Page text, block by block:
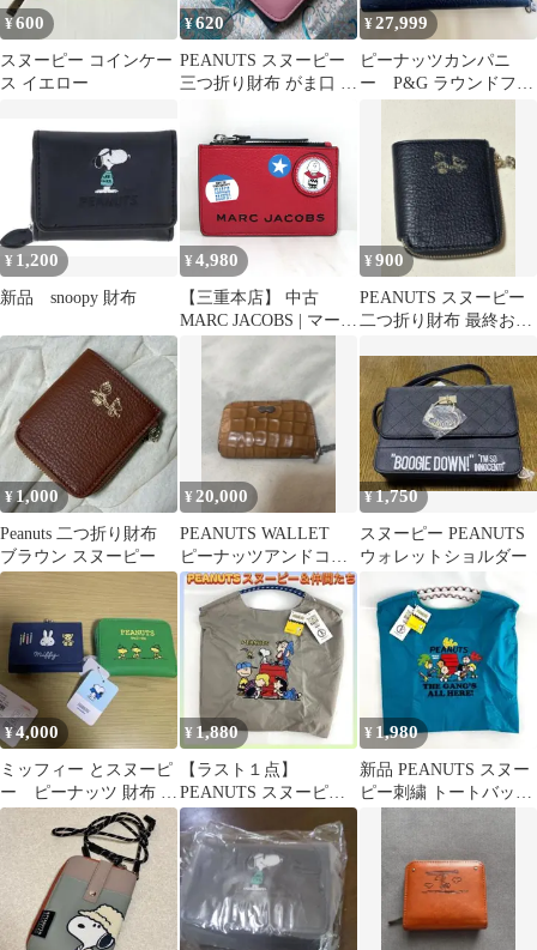
¥600
スヌーピー コインケー
ス イエロー
¥620
PEANUTS スヌーピー
三つ折り財布 がま口 ピ
¥27,999
ピーナッツカンパニ
ー P&G ラウンドファ
¥ 1,200
新品 snoopy 財布
¥4,980
【三重本店】 中古
MARC JACOBS | マーク
×PEANUTS ピーナッツ
THE BOX TOP ZIP
MULTI WALLET マル
チウォレット / コイン
ケース パスケース カー
ドケース レッド×ブル
ー系 【124】
¥900
PEANUTS スヌーピー
二つ折り財布 最終お値
¥1,000
Peanuts 二つ折り財布
ブラウン スヌーピー
¥ 20,000
PEANUTS WALLET
ピーナッツアンドコー
PEANUTS &CO.
¥1,750
スヌーピー PEANUTS
ウォレットショルダー
¥4,000
ミッフィー とスヌーピ
ー ピーナッツ 財布 2
点セット
¥ 1,880
【ラスト１点】
PEANUTS スヌーピー
＆仲間たち キャラクタ
ーバッグ グレー
¥ 1,980
新品 PEANUTS スヌー
ピー刺繍 トートバッグ